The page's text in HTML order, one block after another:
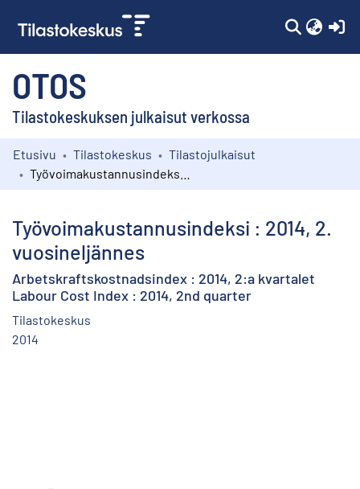
OTOS
Tilastokeskuksen julkaisut verkossa
Kokoelmat
Etusivu Tilastokeskus
Tilastojulkaisut
Työvoimakustannusindeksi : 2014, 2.
vuosineljännes
Arbetskraftskostnadsindex : 2014, 2:a kvartalet
Labour Cost Index : 2014, 2nd quarter
Tilastokeskus
2014